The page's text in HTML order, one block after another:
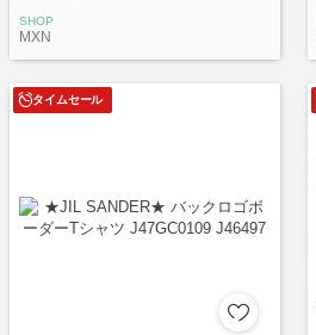
SHOP
MXN
タイムセール